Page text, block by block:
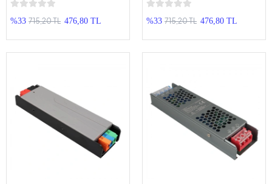
Güçlendirici - Teyp Anten
Sinyal Gücü Arttırıcı
%33 715,20 TL 476,80 TL
ve Radyo Anteni
%33 715,20 TL 476,80 TL